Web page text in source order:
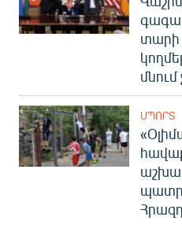
տարի
մնում
ՍՊՈՐՏ